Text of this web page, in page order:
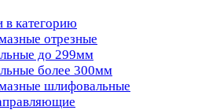
в категорию
отрезные
до 299мм
более 300мм
шлифовальные